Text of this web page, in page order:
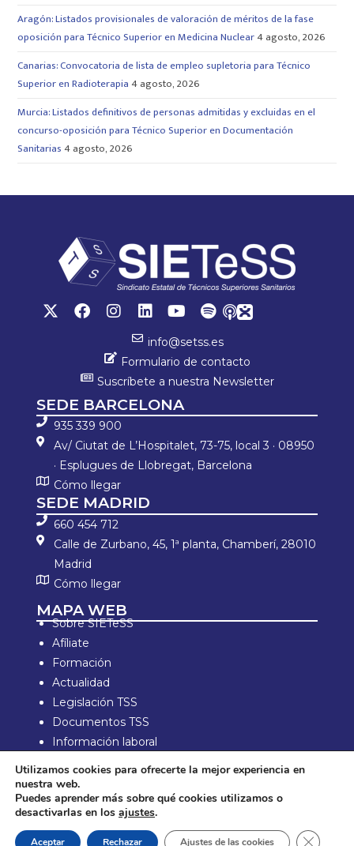
Aragón: Listados provisionales de valoración de méritos de la fase
oposición para Técnico Superior en Medicina Nuclear4 agosto, 2026
Canarias: Convocatoria de lista de empleo supletoria para Técnico
Superior en Radioterapia 4 agosto, 2026
Murcia: Listados definitivos de personas admitidas y excluidas en el
concurso-oposición para Técnico Superior en Documentación
Sanitarias 4 agosto, 2026
info@setss.es
Formulario de contacto
Suscríbete a nuestra Newsletter
SEDE BARCELONA
935 339 900
Av/ Ciutat de L’Hospitalet, 73-75, local 3 · 08950
· Esplugues de Llobregat, Barcelona
Cómo llegar
SEDE MADRID
660 454 712
Calle de Zurbano, 45, 1ª planta, Chamberí, 28010
Madrid
Cómo llegar
MAPA WEB
Sobre SIETeSS
Afíliate
Formación
Actualidad
Legislación TSS
Documentos TSS
Información laboral
Aviso Legal y política de privacidad
Política de compra y devolución
Utilizamos cookies para ofrecerte la mejor experiencia en
nuestra web.
Puedes aprender más sobre qué cookies utilizamos o
desactivarlas en los ajustes.
Aceptar Rechazar Ajustes de las cookies Cerrar el